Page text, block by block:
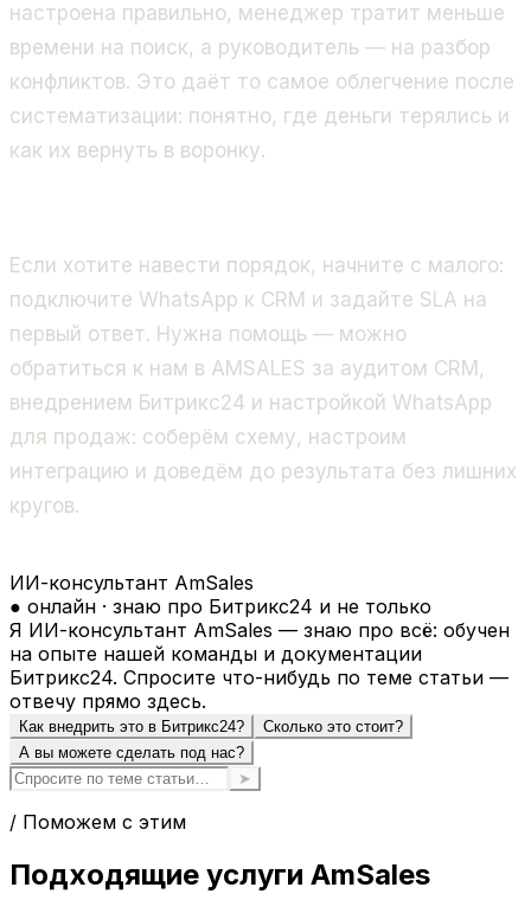
настроена правильно, менеджер тратит меньше
времени на поиск, а руководитель — на разбор
конфликтов. Это даёт то самое облегчение после
систематизации: понятно, где деньги терялись и
как их вернуть в воронку.
Если хотите навести порядок, начните с малого:
подключите WhatsApp к CRM и задайте SLA на
первый ответ. Нужна помощь — можно
обратиться к нам в AMSALES за аудитом CRM,
внедрением Битрикс24 и настройкой WhatsApp
для продаж: соберём схему, настроим
интеграцию и доведём до результата без лишних
кругов.
ИИ-консультант AmSales
● онлайн · знаю про Битрикс24 и не только
Я ИИ-консультант AmSales — знаю про всё: обучен
на опыте нашей команды и документации
Битрикс24. Спросите что-нибудь по теме статьи —
отвечу прямо здесь.
Как внедрить это в Битрикс24?
Сколько это стоит?
А вы можете сделать под нас?
➤
/ Поможем с этим
Подходящие услуги AmSales